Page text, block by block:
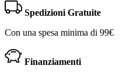
Spedizioni Gratuite
Con una spesa minima di 99€
Finanziamenti